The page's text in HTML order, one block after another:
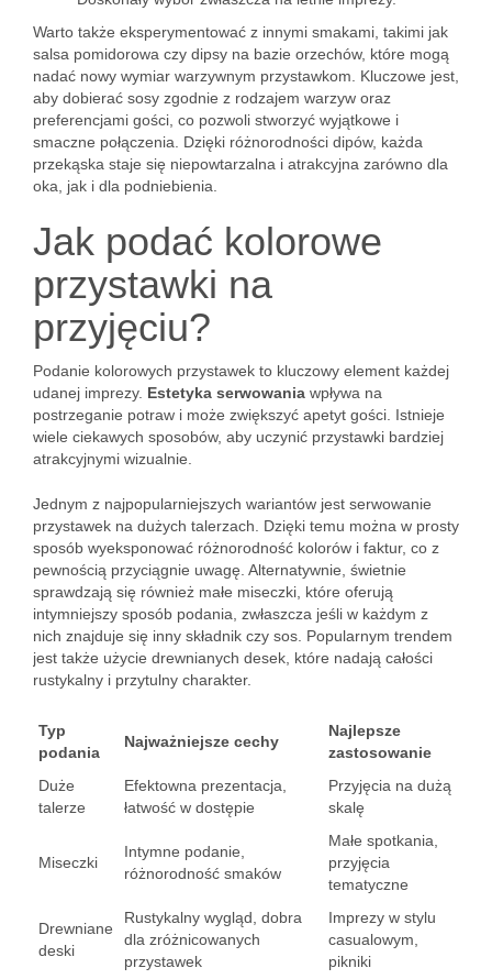
Warto także eksperymentować z innymi smakami, takimi jak
salsa pomidorowa czy dipsy na bazie orzechów, które mogą
nadać nowy wymiar warzywnym przystawkom. Kluczowe jest,
aby dobierać sosy zgodnie z rodzajem warzyw oraz
preferencjami gości, co pozwoli stworzyć wyjątkowe i
smaczne połączenia. Dzięki różnorodności dipów, każda
przekąska staje się niepowtarzalna i atrakcyjna zarówno dla
oka, jak i dla podniebienia.
Jak podać kolorowe
przystawki na
przyjęciu?
Podanie kolorowych przystawek to kluczowy element każdej
udanej imprezy. Estetyka serwowania wpływa na
postrzeganie potraw i może zwiększyć apetyt gości. Istnieje
wiele ciekawych sposobów, aby uczynić przystawki bardziej
atrakcyjnymi wizualnie.
Jednym z najpopularniejszych wariantów jest serwowanie
przystawek na dużych talerzach. Dzięki temu można w prosty
sposób wyeksponować różnorodność kolorów i faktur, co z
pewnością przyciągnie uwagę. Alternatywnie, świetnie
sprawdzają się również małe miseczki, które oferują
intymniejszy sposób podania, zwłaszcza jeśli w każdym z
nich znajduje się inny składnik czy sos. Popularnym trendem
jest także użycie drewnianych desek, które nadają całości
rustykalny i przytulny charakter.
Typ
podania
Najważniejsze cechy
Najlepsze
zastosowanie
Duże
talerze
Efektowna prezentacja,
łatwość w dostępie
Przyjęcia na dużą
skalę
Miseczki
Intymne podanie,
różnorodność smaków
Małe spotkania,
przyjęcia
tematyczne
Drewniane
deski
Rustykalny wygląd, dobra
dla zróżnicowanych
przystawek
Imprezy w stylu
casualowym,
pikniki